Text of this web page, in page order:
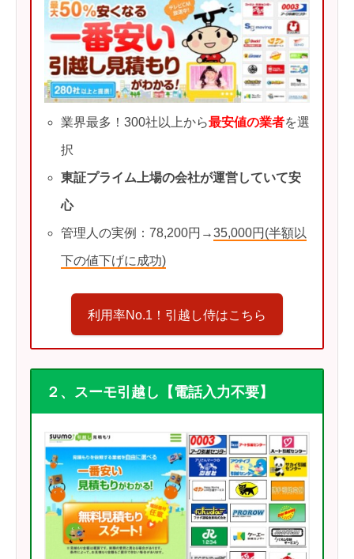
業界最多！300社以上から最安値の業者を選
択
東証プライム上場の会社が運営していて安
心
管理人の実例：78,200円→35,000円(半額以
下の値下げに成功)
利用率No.1！引越し侍はこちら
２、スーモ引越し【電話入力不要】